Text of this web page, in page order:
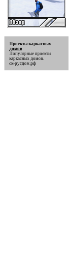
Проекты каркасных
домов
Популярные проекты
каркасных домов.
ск-русдом.рф